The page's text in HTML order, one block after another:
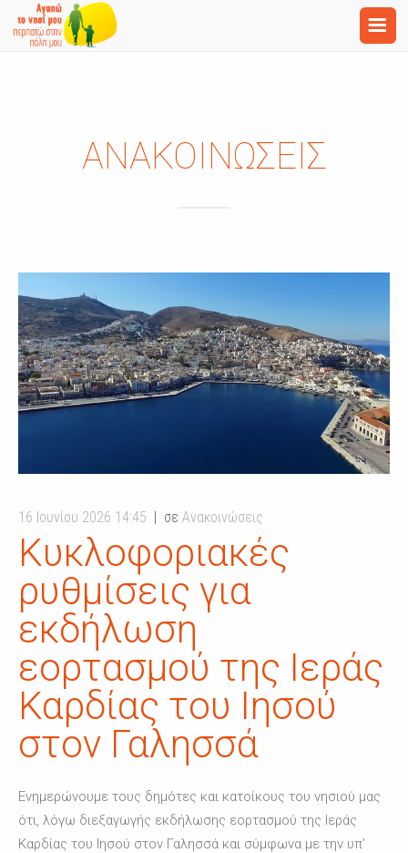
ΑΝΑΚΟΙΝΩΣΕΙΣ
16 Ιουνίου 2026 14:45 σε Ανακοινώσεις
Κυκλοφοριακές
ρυθμίσεις για
εκδήλωση
εορτασμού της Ιεράς
Καρδίας του Ιησού
στον Γαλησσά
Ενημερώνουμε τους δημότες και κατοίκους του νησιού μας
ότι, λόγω διεξαγωγής εκδήλωσης εορτασμού της Ιεράς
Καρδίας του Ιησού στον Γαλησσά και σύμφωνα με την υπ’